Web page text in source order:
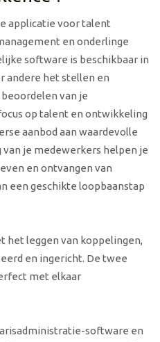
applicatie voor talent
en onderlinge
software is beschikbaar in
andere het stellen en
van je
op talent en ontwikkeling
aanbod aan waardevolle
je medewerkers helpen je
en ontvangen van
een geschikte loopbaanstap
het leggen van koppelingen,
en ingericht. De twee
met elkaar
software en